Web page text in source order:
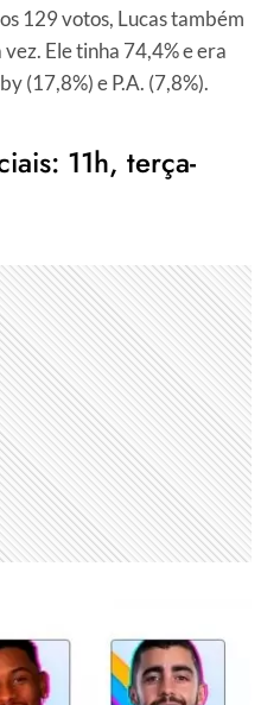
129 votos, Lucas também
Ele tinha 74,4% e era
(17,8%) e P.A. (7,8%).
11h, terça-